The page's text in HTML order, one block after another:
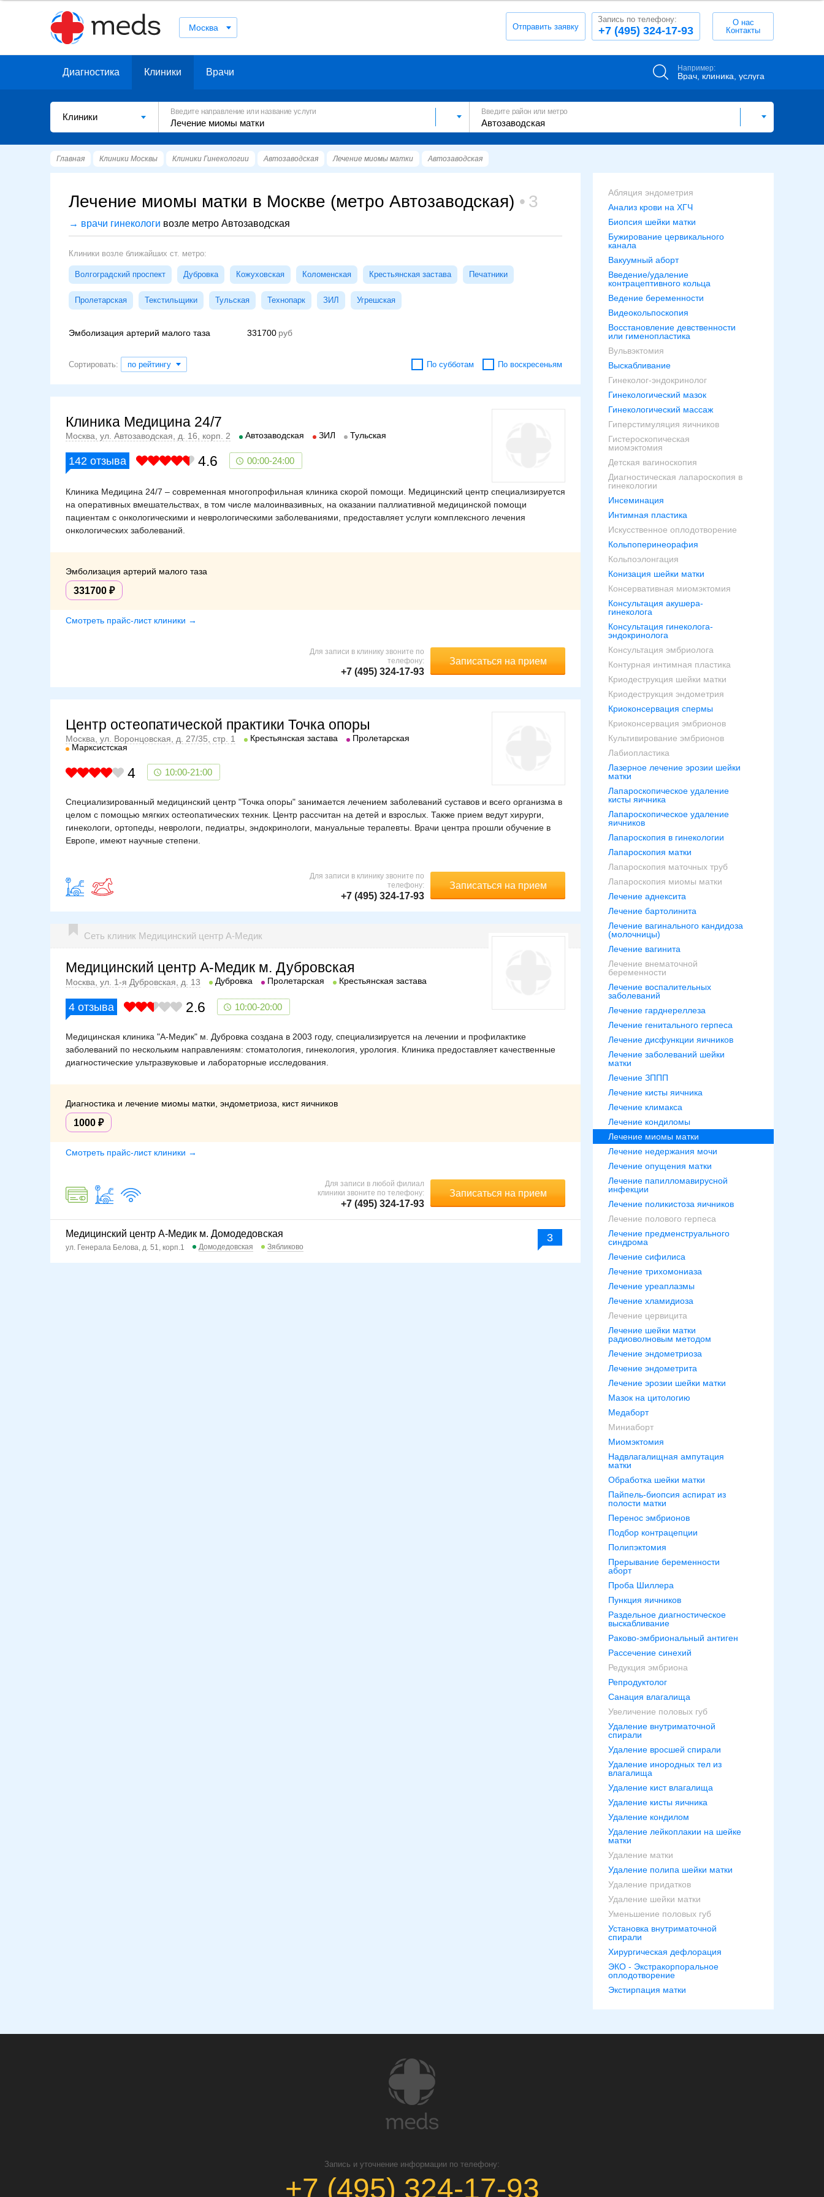
Москва Отправить заявку +7 (495) 324-17-93
Запись по телефону:
О нас
Контакты
Диагностика Клиники Врачи Например:
Врач, клиника, услуга
Клиники
Введите направление или название услуги Введите район или метро
Главная Клиники Москвы Клиники Гинекологии Автозаводская Лечение миомы матки Автозаводская
Лечение миомы матки в Москве (метро Автозаводская) 3
→ врачи гинекологи возле метро Автозаводская
Клиники возле ближайших ст. метро:
Волгоградский проспект Дубровка Кожуховская Коломенская Крестьянская застава Печатники
Пролетарская Текстильщики Тульская Технопарк ЗИЛ Угрешская
Эмболизация артерий малого таза 331700
Сортировать: по рейтингу По субботам По воскресеньям
Клиника Медицина 24/7
Москва, ул. Автозаводская, д. 16, корп. 2 Автозаводская ЗИЛ Тульская
142 отзыва 4.6 00:00-24:00
Клиника Медицина 24/7 – современная многопрофильная клиника скорой помощи. Медицинский центр специализируется
на оперативных вмешательствах, в том числе малоинвазивных, на оказании паллиативной медицинской помощи
пациентам с онкологическими и неврологическими заболеваниями, предоставляет услуги комплексного лечения
онкологических заболеваний.
Эмболизация артерий малого таза
331700
Смотреть прайс-лист клиники →
Записаться на прием
Для записи в клинику звоните по
телефону:
+7 (495) 324-17-93
Центр остеопатической практики Точка опоры
Москва, ул. Воронцовская, д. 27/35, стр. 1 Крестьянская застава
Пролетарская
Марксистская
4 10:00-21:00
Специализированный медицинский центр "Точка опоры" занимается лечением заболеваний суставов и всего организма в
целом с помощью мягких остеопатических техник. Центр рассчитан на детей и взрослых. Также прием ведут хирурги,
гинекологи, ортопеды, неврологи, педиатры, эндокринологи, мануальные терапевты. Врачи центра прошли обучение в
Европе, имеют научные степени.
Записаться на прием
Для записи в клинику звоните по
телефону:
+7 (495) 324-17-93
Сеть клиник Медицинский центр А-Медик
Медицинский центр А-Медик м. Дубровская
Москва, ул. 1-я Дубровская, д. 13 Дубровка Пролетарская Крестьянская застава
4 отзыва 2.6 10:00-20:00
Медицинская клиника "А-Медик" м. Дубровка создана в 2003 году, специализируется на лечении и профилактике
заболеваний по нескольким направлениям: стоматология, гинекология, урология. Клиника предоставляет качественные
диагностические ультразвуковые и лабораторные исследования.
Диагностика и лечение миомы матки, эндометриоза, кист яичников
1000
Смотреть прайс-лист клиники →
Записаться на прием
Для записи в любой филиал
клиники звоните по телефону:
+7 (495) 324-17-93
Медицинский центр А-Медик м. Домодедовская 3
ул. Генерала Белова, д. 51, корп.1 Домодедовская Зябликово
Абляция эндометрия
Анализ крови на ХГЧ
Биопсия шейки матки
Бужирование цервикального
канала
Вакуумный аборт
Введение/удаление
контрацептивного кольца
Ведение беременности
Видеокольпоскопия
Восстановление девственности
или гименопластика
Вульвэктомия
Выскабливание
Гинеколог-эндокринолог
Гинекологический мазок
Гинекологический массаж
Гиперстимуляция яичников
Гистероскопическая
миомэктомия
Детская вагиноскопия
Диагностическая лапароскопия в
гинекологии
Инсеминация
Интимная пластика
Искусственное оплодотворение
Кольпоперинеорафия
Кольпоэлонгация
Конизация шейки матки
Консервативная миомэктомия
Консультация акушера-
гинеколога
Консультация гинеколога-
эндокринолога
Консультация эмбриолога
Контурная интимная пластика
Криодеструкция шейки матки
Криодеструкция эндометрия
Криоконсервация спермы
Криоконсервация эмбрионов
Культивирование эмбрионов
Лабиопластика
Лазерное лечение эрозии шейки
матки
Лапароскопическое удаление
кисты яичника
Лапароскопическое удаление
яичников
Лапароскопия в гинекологии
Лапароскопия матки
Лапароскопия маточных труб
Лапароскопия миомы матки
Лечение аднексита
Лечение бартолинита
Лечение вагинального кандидоза
(молочницы)
Лечение вагинита
Лечение внематочной
беременности
Лечение воспалительных
заболеваний
Лечение гарднереллеза
Лечение генитального герпеса
Лечение дисфункции яичников
Лечение заболеваний шейки
матки
Лечение ЗППП
Лечение кисты яичника
Лечение климакса
Лечение кондиломы
Лечение миомы матки
Лечение недержания мочи
Лечение опущения матки
Лечение папилломавирусной
инфекции
Лечение поликистоза яичников
Лечение полового герпеса
Лечение предменструального
синдрома
Лечение сифилиса
Лечение трихомониаза
Лечение уреаплазмы
Лечение хламидиоза
Лечение цервицита
Лечение шейки матки
радиоволновым методом
Лечение эндометриоза
Лечение эндометрита
Лечение эрозии шейки матки
Мазок на цитологию
Медаборт
Миниаборт
Миомэктомия
Надвлагалищная ампутация
матки
Обработка шейки матки
Пайпель-биопсия аспират из
полости матки
Перенос эмбрионов
Подбор контрацепции
Полипэктомия
Прерывание беременности
аборт
Проба Шиллера
Пункция яичников
Раздельное диагностическое
выскабливание
Раково-эмбриональный антиген
Рассечение синехий
Редукция эмбриона
Репродуктолог
Санация влагалища
Увеличение половых губ
Удаление внутриматочной
спирали
Удаление вросшей спирали
Удаление инородных тел из
влагалища
Удаление кист влагалища
Удаление кисты яичника
Удаление кондилом
Удаление лейкоплакии на шейке
матки
Удаление матки
Удаление полипа шейки матки
Удаление придатков
Удаление шейки матки
Уменьшение половых губ
Установка внутриматочной
спирали
Хирургическая дефлорация
ЭКО - Экстракорпоральное
оплодотворение
Экстирпация матки
Запись и уточнение информации по телефону:
+7 (495) 324-17-93